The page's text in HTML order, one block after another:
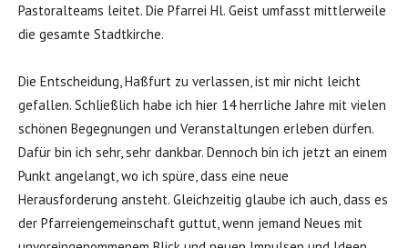
Pastoralteams leitet. Die Pfarrei Hl. Geist umfasst mittlerweile
die gesamte Stadtkirche.
Die Entscheidung, Haßfurt zu verlassen, ist mir nicht leicht
gefallen. Schließlich habe ich hier 14 herrliche Jahre mit vielen
schönen Begegnungen und Veranstaltungen erleben dürfen.
Dafür bin ich sehr, sehr dankbar. Dennoch bin ich jetzt an einem
Punkt angelangt, wo ich spüre, dass eine neue
Herausforderung ansteht. Gleichzeitig glaube ich auch, dass es
der Pfarreiengemeinschaft guttut, wenn jemand Neues mit